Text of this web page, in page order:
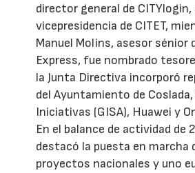
director general de CITYlogin,
vicepresidencia de CITET,
Manuel Molins, asesor sénior
Express, fue nombrado
la Junta Directiva incorporó
del Ayuntamiento de
Iniciativas (GISA), Huawei y
En el balance de actividad de
destacó la puesta en marcha
proyectos nacionales y uno